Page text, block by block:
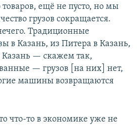
ещё не пусто, но мы
грузов сокращается.
Традиционные
в Казань, из Питера в Казань,
Казань — скажем так,
— грузов [на них] нет,
машины возвращаются
что-то в экономике уже не